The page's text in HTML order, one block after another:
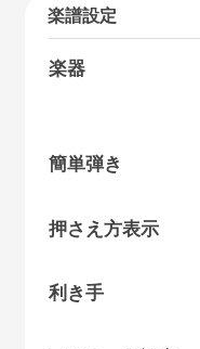
楽譜設定
楽器
簡単弾き
押さえ方表示
利き手